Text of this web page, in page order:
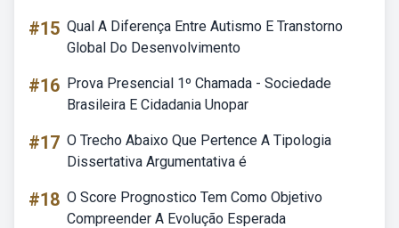
#15 Qual A Diferença Entre Autismo E Transtorno
Global Do Desenvolvimento
#16 Prova Presencial 1º Chamada - Sociedade
Brasileira E Cidadania Unopar
#17 O Trecho Abaixo Que Pertence A Tipologia
Dissertativa Argumentativa é
#18 O Score Prognostico Tem Como Objetivo
Compreender A Evolução Esperada